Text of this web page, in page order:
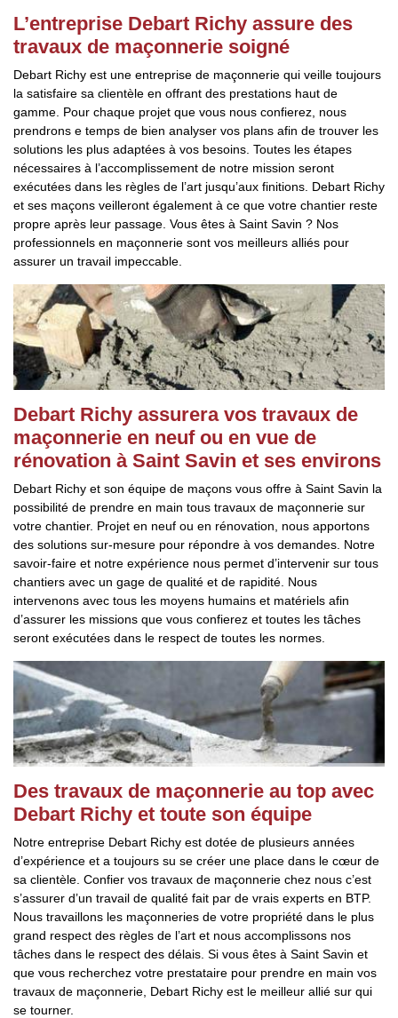
L’entreprise Debart Richy assure des
travaux de maçonnerie soigné
Debart Richy est une entreprise de maçonnerie qui veille toujours
la satisfaire sa clientèle en offrant des prestations haut de
gamme. Pour chaque projet que vous nous confierez, nous
prendrons e temps de bien analyser vos plans afin de trouver les
solutions les plus adaptées à vos besoins. Toutes les étapes
nécessaires à l’accomplissement de notre mission seront
exécutées dans les règles de l’art jusqu’aux finitions. Debart Richy
et ses maçons veilleront également à ce que votre chantier reste
propre après leur passage. Vous êtes à Saint Savin ? Nos
professionnels en maçonnerie sont vos meilleurs alliés pour
assurer un travail impeccable.
Debart Richy assurera vos travaux de
maçonnerie en neuf ou en vue de
rénovation à Saint Savin et ses environs
Debart Richy et son équipe de maçons vous offre à Saint Savin la
possibilité de prendre en main tous travaux de maçonnerie sur
votre chantier. Projet en neuf ou en rénovation, nous apportons
des solutions sur-mesure pour répondre à vos demandes. Notre
savoir-faire et notre expérience nous permet d’intervenir sur tous
chantiers avec un gage de qualité et de rapidité. Nous
intervenons avec tous les moyens humains et matériels afin
d’assurer les missions que vous confierez et toutes les tâches
seront exécutées dans le respect de toutes les normes.
Des travaux de maçonnerie au top avec
Debart Richy et toute son équipe
Notre entreprise Debart Richy est dotée de plusieurs années
d’expérience et a toujours su se créer une place dans le cœur de
sa clientèle. Confier vos travaux de maçonnerie chez nous c’est
s’assurer d’un travail de qualité fait par de vrais experts en BTP.
Nous travaillons les maçonneries de votre propriété dans le plus
grand respect des règles de l’art et nous accomplissons nos
tâches dans le respect des délais. Si vous êtes à Saint Savin et
que vous recherchez votre prestataire pour prendre en main vos
travaux de maçonnerie, Debart Richy est le meilleur allié sur qui
se tourner.